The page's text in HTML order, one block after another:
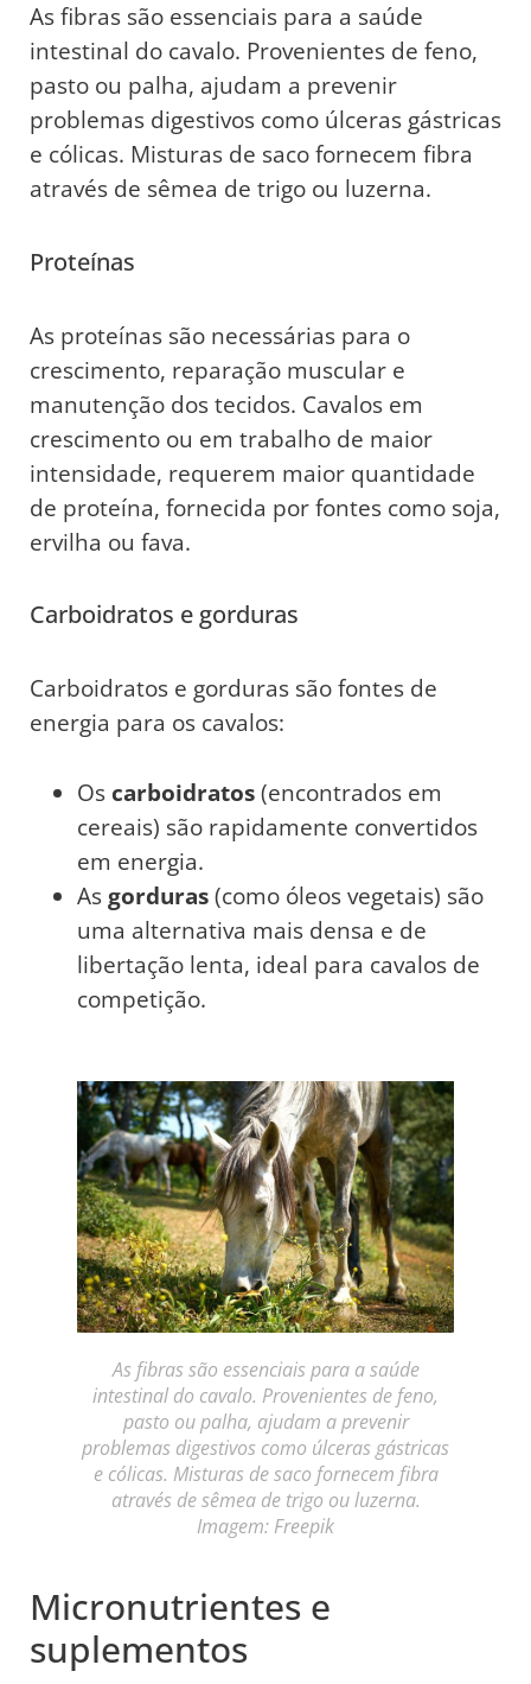
As fibras são essenciais para a saúde
intestinal do cavalo. Provenientes de feno,
pasto ou palha, ajudam a prevenir
problemas digestivos como úlceras gástricas
e cólicas. Misturas de saco fornecem fibra
através de sêmea de trigo ou luzerna.
Proteínas
As proteínas são necessárias para o
crescimento, reparação muscular e
manutenção dos tecidos. Cavalos em
crescimento ou em trabalho de maior
intensidade, requerem maior quantidade
de proteína, fornecida por fontes como soja,
ervilha ou fava.
Carboidratos e gorduras
Carboidratos e gorduras são fontes de
energia para os cavalos:
Os carboidratos(encontrados em
cereais) são rapidamente convertidos
em energia.
Asgorduras(como óleos vegetais) são
uma alternativa mais densa e de
libertação lenta, ideal para cavalos de
competição.
As fibras são essenciais para a saúde
intestinal do cavalo. Provenientes de feno,
pasto ou palha, ajudam a prevenir
problemas digestivos como úlceras gástricas
e cólicas. Misturas de saco fornecem fibra
através de sêmea de trigo ou luzerna.
Imagem: Freepik
Micronutrientes e
suplementos